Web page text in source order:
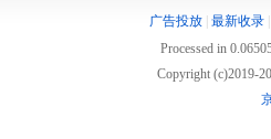
广告投放 最新收录
Processed in
Copyright (c)2019-